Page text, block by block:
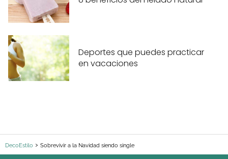
Deportes que puedes practicar
en vacaciones
DecoEstilo Sobrevivir a la Navidad siendo single